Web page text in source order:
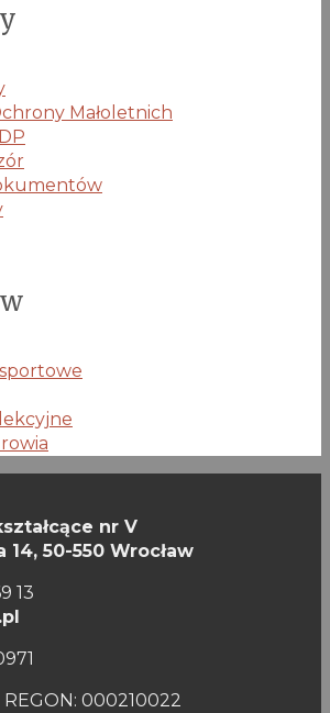
Małoletnich
nr V
14, 50-550 Wrocław
13
REGON: 000210022